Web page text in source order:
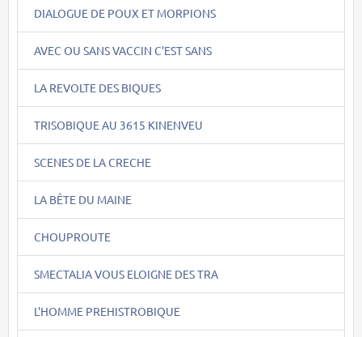
DIALOGUE DE POUX ET MORPIONS
AVEC OU SANS VACCIN C'EST SANS
LA REVOLTE DES BIQUES
TRISOBIQUE AU 3615 KINENVEU
SCENES DE LA CRECHE
LA BÊTE DU MAINE
CHOUPROUTE
SMECTALIA VOUS ELOIGNE DES TRA
L'HOMME PREHISTROBIQUE